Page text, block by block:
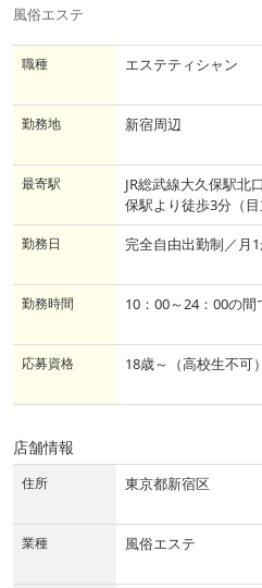
風俗エステ
職種 エステティシャン
勤務地 新宿周辺
最寄駅
JR総武線大久保駅北
保駅より徒歩3分（目
勤務日 完全自由出勤制／月
勤務時間 10：00～24：00の間
応募資格 18歳～（高校生不可
店舗情報
住所 東京都新宿区
業種 風俗エステ